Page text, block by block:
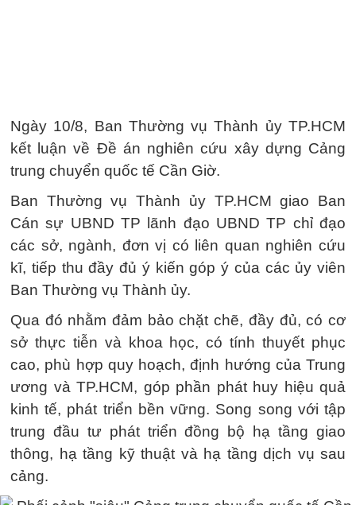
Ngày 10/8, Ban Thường vụ Thành ủy TP.HCM
kết luận về Đề án nghiên cứu xây dựng Cảng
trung chuyển quốc tế Cần Giờ.
Ban Thường vụ Thành ủy TP.HCM giao Ban
Cán sự UBND TP lãnh đạo UBND TP chỉ đạo
các sở, ngành, đơn vị có liên quan nghiên cứu
kĩ, tiếp thu đầy đủ ý kiến góp ý của các ủy viên
Ban Thường vụ Thành ủy.
Qua đó nhằm đảm bảo chặt chẽ, đầy đủ, có cơ
sở thực tiễn và khoa học, có tính thuyết phục
cao, phù hợp quy hoạch, định hướng của Trung
ương và TP.HCM, góp phần phát huy hiệu quả
kinh tế, phát triển bền vững. Song song với tập
trung đầu tư phát triển đồng bộ hạ tầng giao
thông, hạ tầng kỹ thuật và hạ tầng dịch vụ sau
cảng.